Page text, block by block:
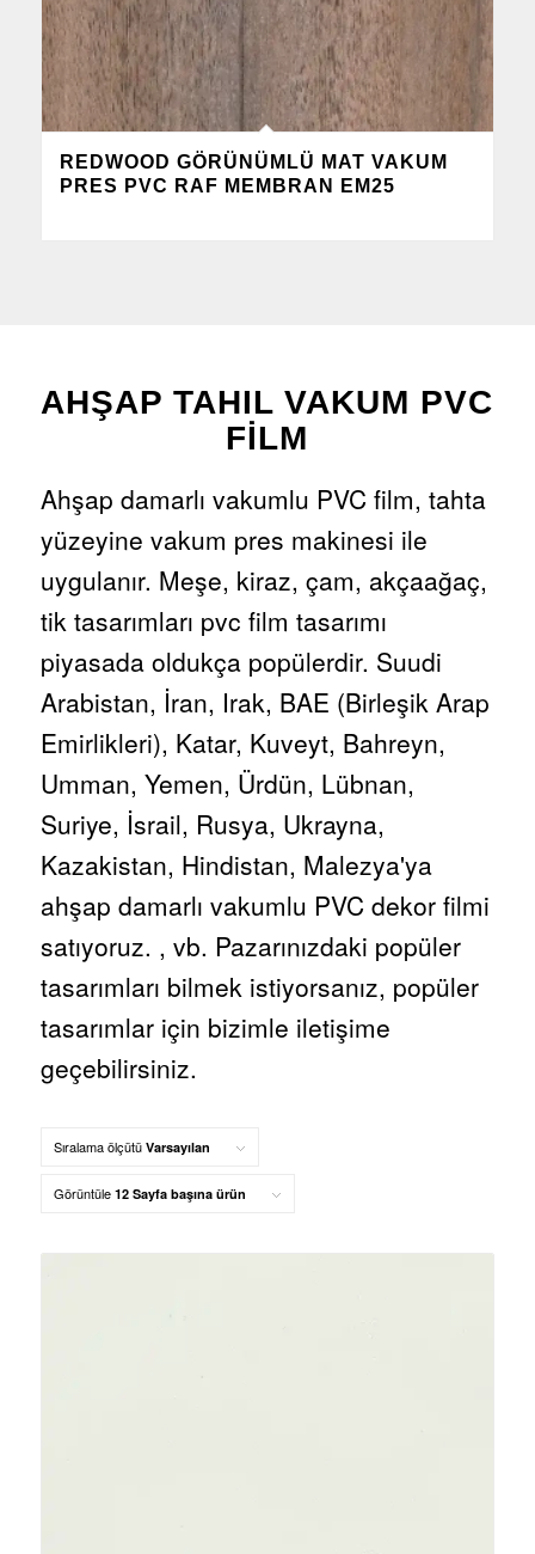
REDWOOD GÖRÜNÜMLÜ MAT VAKUM
PRES PVC RAF MEMBRAN EM25
AHŞAP TAHIL VAKUM PVC
FILM
Ahşap damarlı vakumlu PVC film, tahta
yüzeyine vakum pres makinesi ile
uygulanır. Meşe, kiraz, çam, akçaağaç,
tik tasarımları pvc film tasarımı
piyasada oldukça popülerdir. Suudi
Arabistan, İran, Irak, BAE (Birleşik Arap
Emirlikleri), Katar, Kuveyt, Bahreyn,
Umman, Yemen, Ürdün, Lübnan,
Suriye, İsrail, Rusya, Ukrayna,
Kazakistan, Hindistan, Malezya'ya
ahşap damarlı vakumlu PVC dekor filmi
satıyoruz. , vb. Pazarınızdaki popüler
tasarımları bilmek istiyorsanız, popüler
tasarımlar için bizimle iletişime
geçebilirsiniz.
Sıralama ölçütü Varsayılan
Görüntüle 12 Sayfa başına ürün